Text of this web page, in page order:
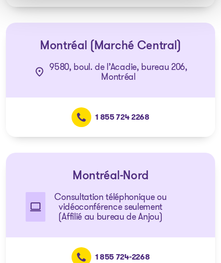
Montréal (Marché Central)
9580, boul. de l’Acadie, bureau 206,
Montréal
1 855 724 2268
Montréal-Nord
Consultation téléphonique ou
vidéoconférence seulement
(Affilié au bureau de Anjou)
1 855 724-2268